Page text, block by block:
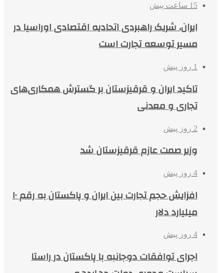
15 ساعت پیش
ایران، شریک راهبردی اتحادیه اقتصادی اوراسیا در
مسیر توسعه تجارت است
1 روز پیش
تاکید ایران و قرقیزستان بر گسترش همکاری‌های
تجاری و معدنی
2 روز پیش
وزیر صمت عازم قرقیزستان شد
4 روز پیش
افزایش حجم تجارت بین ایران و پاکستان به رقم ۱۰
میلیارد دلار
4 روز پیش
اجرای توافقات دوجانبه با پاکستان در راستا